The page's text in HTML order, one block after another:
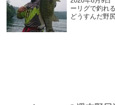
ーリグで釣れ
どうすんだ野